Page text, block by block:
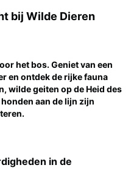
bij Wilde Dieren
het bos. Geniet van een
en ontdek de rijke fauna
wilde geiten op de Heid des
aan de lijn zijn
in de